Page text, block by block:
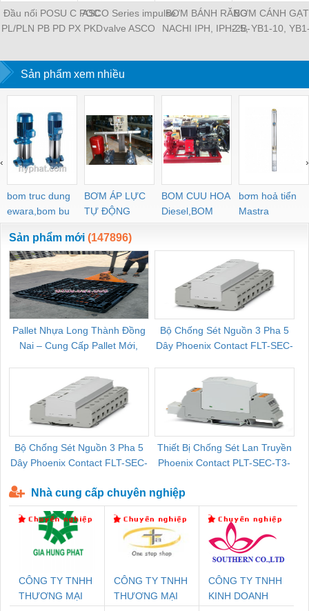
Đầu nối POSU C POC
PL/PLN PB PD PX PKD
PLF PMF PTL SL SS
SCA SAFS SASF HVFS
HVSF PU PV PE PY
HVFF PLJ PYJ PP PG
PEG PW PGJ PPGJ
PYJW SL-C PC-C
POC-C PL-C
ASCO Series impulse
valve ASCO
SCG353A044 ASCO
SCG353A047 ASCO
SCG353A050 ASCO
SXE353.060
BƠM BÁNH RĂNG
NACHI IPH, IPH-2B-
IPH-2A-5-11, IPH-5A-
IPH-5B-50-LT-11, IPH-
100-L-11, IPH-5A-40-
11
BƠM CÁNH
2.5, YB1-10,
100/16 YB1-
YB1-40/12 YB1-
Sản phẩm xem nhiều
bom truc dung
ewara,bom bu
ewara
BƠM ÁP LỰC
TỰ ĐỘNG
BOM CUU HOA
Diesel,BOM
CHUA CHAY
bơm hoả tiển
Mastra
‹ ›
Sản phẩm mới (147896)
Pallet Nhựa Long Thành Đồng
Nai – Cung Cấp Pallet Mới,
Bộ Chống Sét Nguồn 3 Pha 5
Dây Phoenix Contact FLT-SEC-
Bộ Chống Sét Nguồn 3 Pha 5
Dây Phoenix Contact FLT-SEC-
Thiết Bị Chống Sét Lan Truyền
Phoenix Contact PLT-SEC-T3-
Nhà cung cấp chuyên nghiệp
CÔNG TY TNHH
THƯƠNG MẠI
CÔNG TY TNHH
THƯƠNG MẠI
CÔNG TY TNHH
KINH DOANH